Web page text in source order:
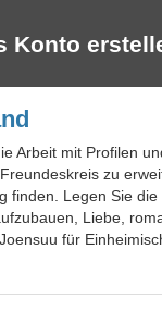
Konto
Arbeit mit Profilen
zu
finden. Legen Sie die
Liebe,
für